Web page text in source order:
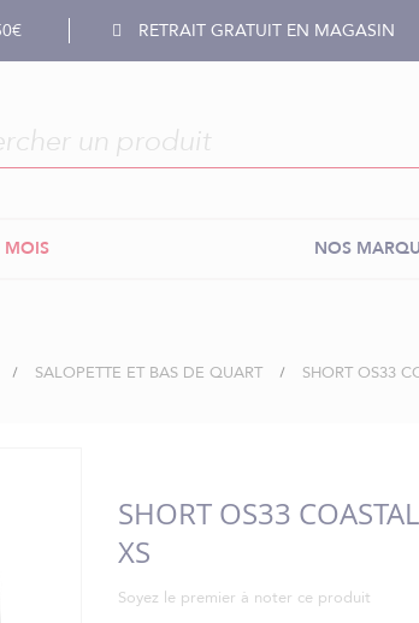
RETRAIT GRATUIT EN MAGASIN
MOIS NOS
SALOPETTE ET BAS DE QUART SHORT OS33
SHORT OS33
XS
Soyez le premier à noter ce produit